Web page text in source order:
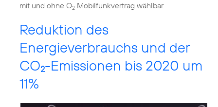
mit und ohne O2 Mobilfunkvertrag wählbar.
Reduktion des
Energieverbrauchs und der
CO2-Emissionen bis 2020 um
11%